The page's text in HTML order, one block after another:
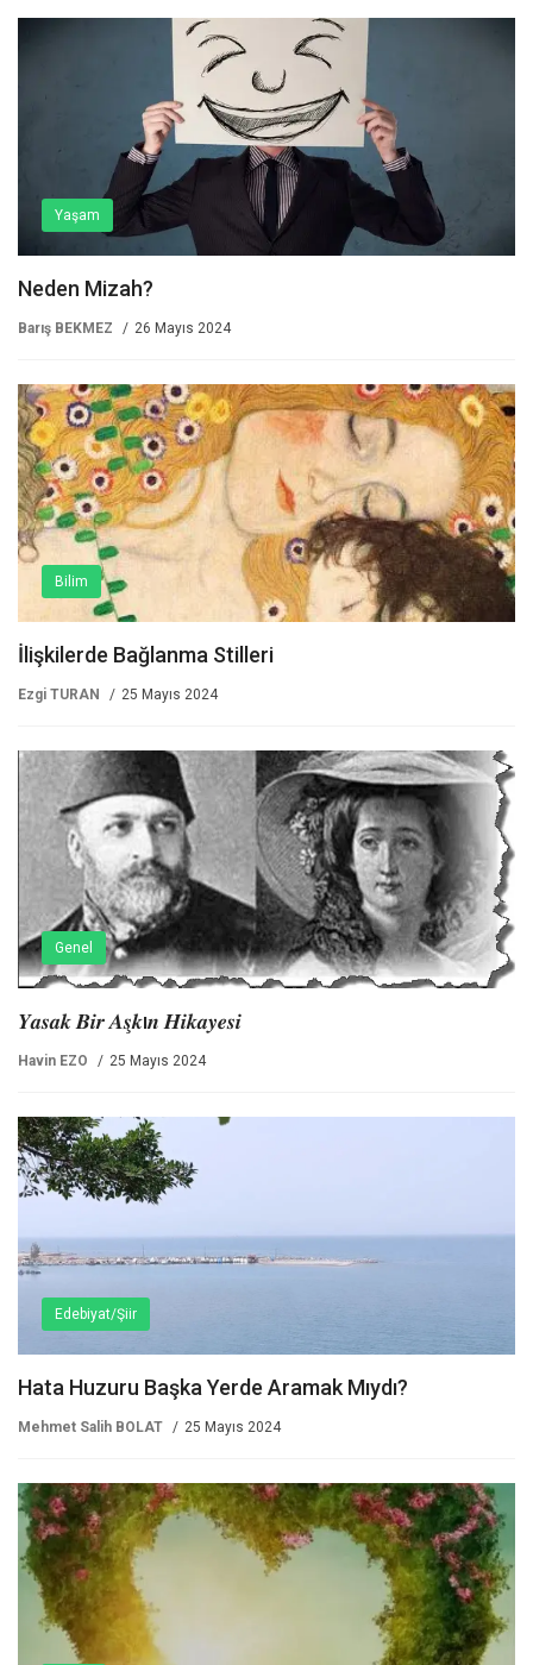
Yaşam
Neden Mizah?
Barış BEKMEZ 26 Mayıs 2024
Bilim
İlişkilerde Bağlanma Stilleri
Ezgi TURAN 25 Mayıs 2024
Genel
𝒀𝒂𝒔𝒂𝒌 𝑩𝒊𝒓 𝑨𝒔̧𝒌ı𝒏 𝑯𝒊𝒌𝒂𝒚𝒆𝒔𝒊
Havin EZO 25 Mayıs 2024
Edebiyat/Şiir
Hata Huzuru Başka Yerde Aramak Mıydı?
Mehmet Salih BOLAT 25 Mayıs 2024